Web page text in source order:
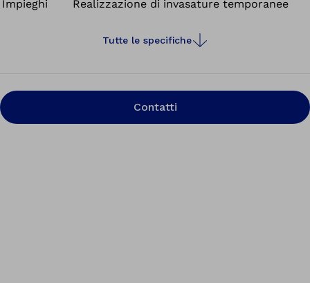
Impieghi
Realizzazione di invasature temporanee
Tutte le specifiche
Contatti